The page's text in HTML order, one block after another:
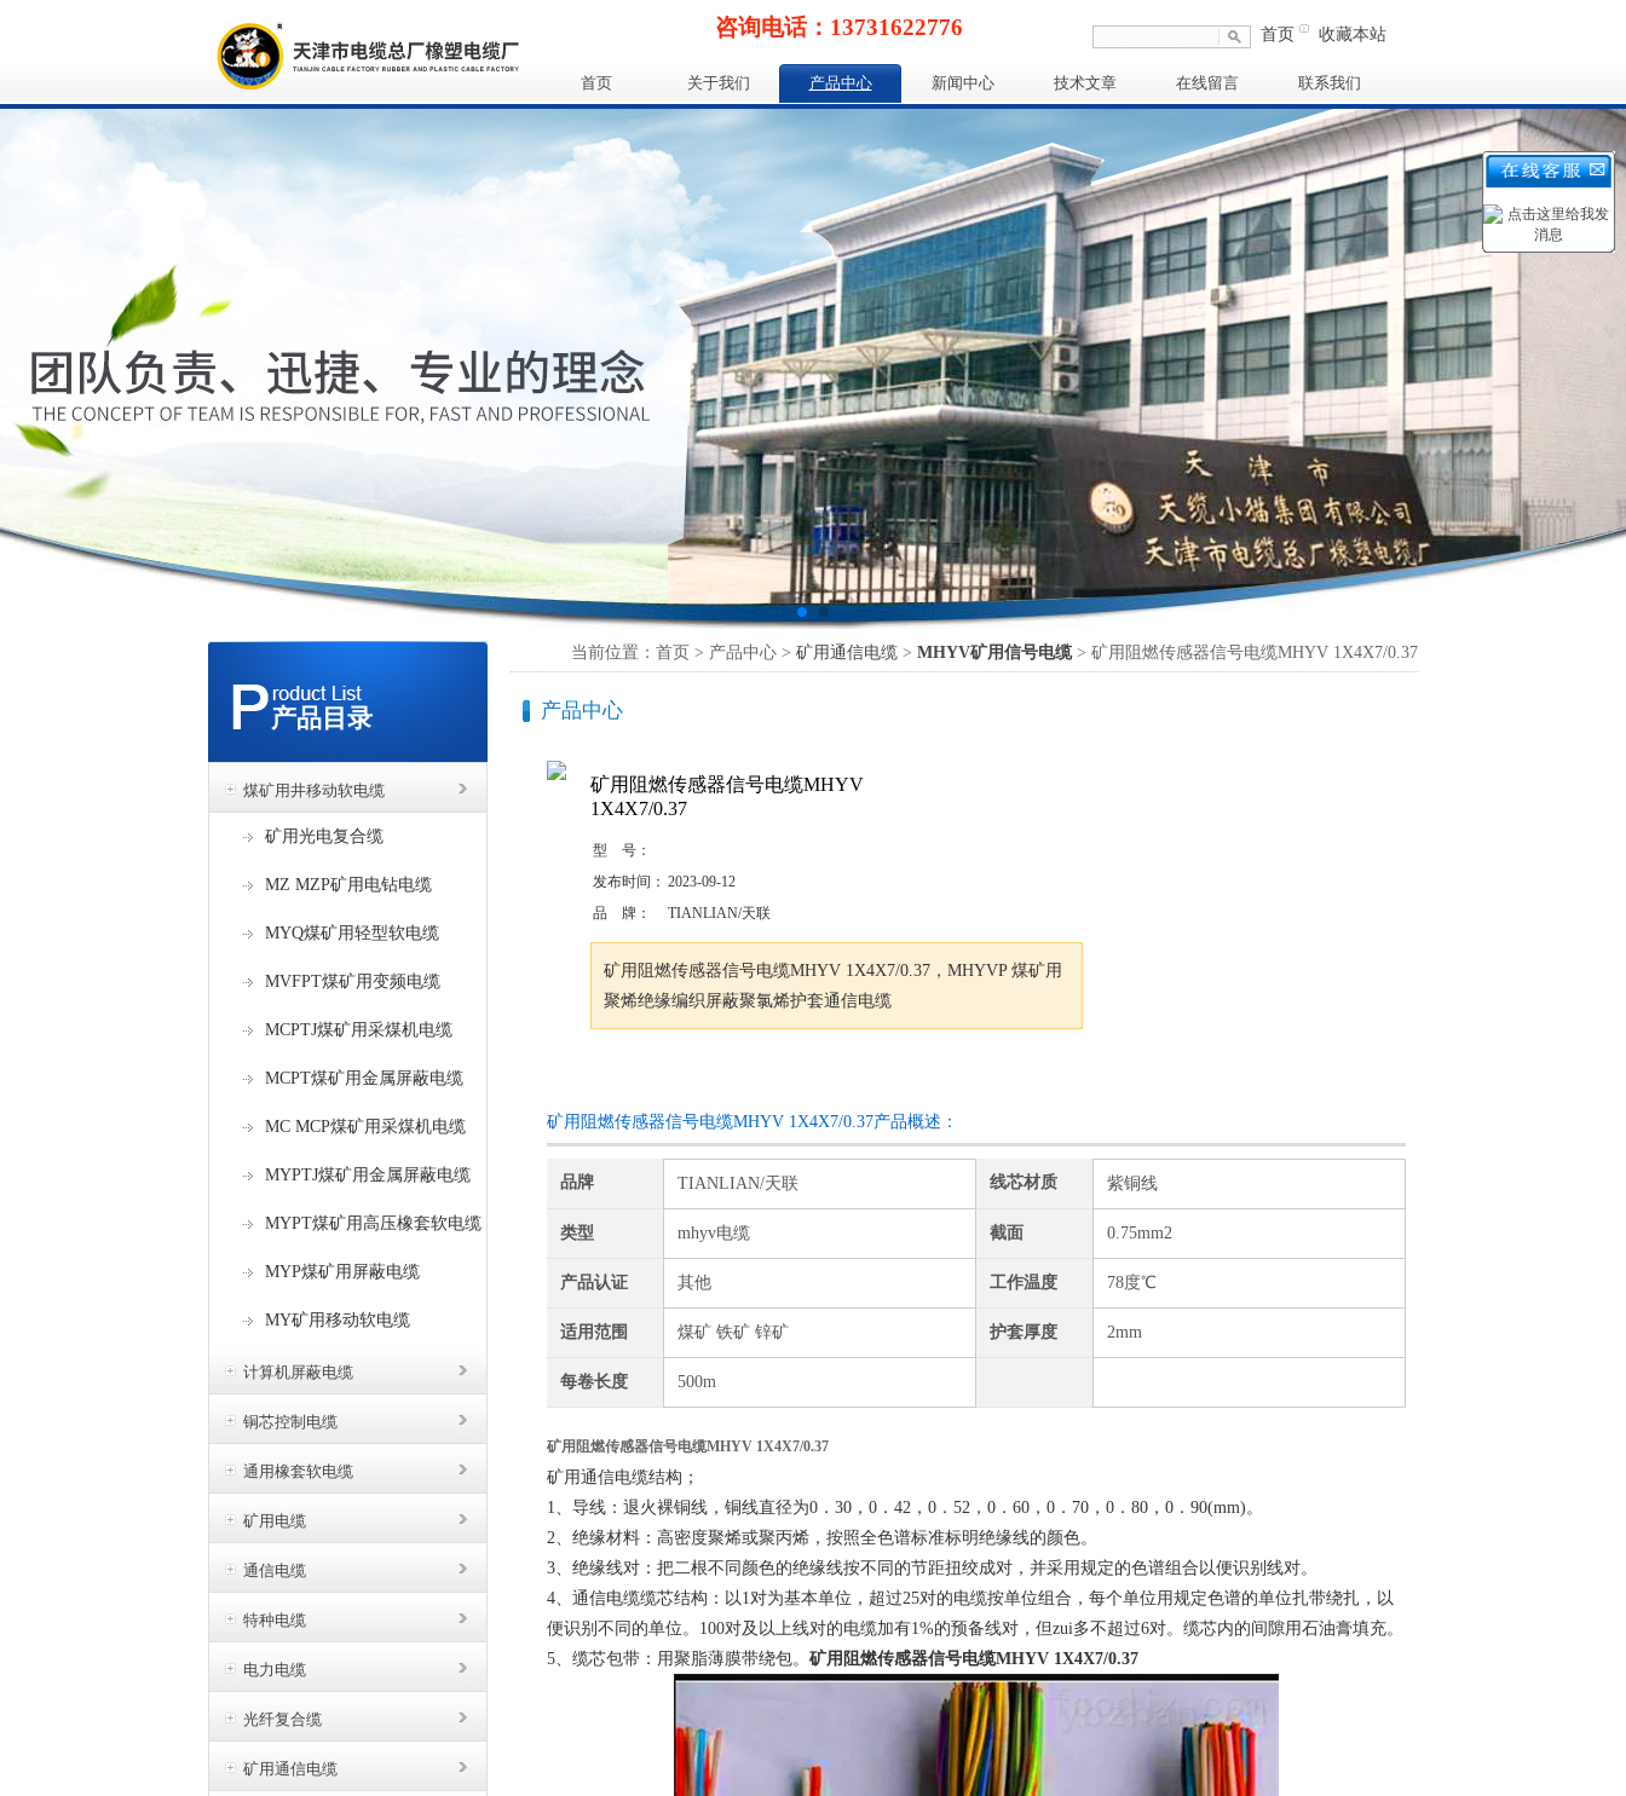
咨询电话：13731622776 首页 收藏本站
首页 关于我们 产品中心 新闻中心 技术文章 在线留言 联系我们
产品目录
煤矿用井移动软电缆
矿用光电复合缆
MZ MZP矿用电钻电缆
MYQ煤矿用轻型软电缆
MVFPT煤矿用变频电缆
MCPTJ煤矿用采煤机电缆
MCPT煤矿用金属屏蔽电缆
MC MCP煤矿用采煤机电缆
MYPTJ煤矿用金属屏蔽电缆
MYPT煤矿用高压橡套软电缆
MYP煤矿用屏蔽电缆
MY矿用移动软电缆
计算机屏蔽电缆
铜芯控制电缆
通用橡套软电缆
矿用电缆
通信电缆
特种电缆
电力电缆
光纤复合缆
矿用通信电缆
当前位置：首页 > 产品中心 > 矿用通信电缆 > MHYV矿用信号电缆> 矿用阻燃传感器信号电缆MHYV 1X4X7/0.37
产品中心
矿用阻燃传感器信号电缆MHYV
1X4X7/0.37
型 号：
发布时间： 2023-09-12
品 牌：
TIANLIAN/天联
矿用阻燃传感器信号电缆MHYV 1X4X7/0.37，MHYVP 煤矿用
聚烯绝缘编织屏蔽聚氯烯护套通信电缆
矿用阻燃传感器信号电缆MHYV 1X4X7/0.37产品概述：
品牌 TIANLIAN/天联 线芯材质 紫铜线
类型 mhyv电缆 截面 0.75mm2
产品认证 其他 工作温度 78度℃
适用范围 煤矿 铁矿 锌矿 护套厚度 2mm
每卷长度 500m
矿用阻燃传感器信号电缆MHYV 1X4X7/0.37
矿用通信电缆结构；
1、导线：退火裸铜线，铜线直径为0．30，0．42，0．52，0．60，0．70，0．80，0．90(mm)。
2、绝缘材料：高密度聚烯或聚丙烯，按照全色谱标准标明绝缘线的颜色。
3、绝缘线对：把二根不同颜色的绝缘线按不同的节距扭绞成对，并采用规定的色谱组合以便识别线对。
4、通信电缆缆芯结构：以1对为基本单位，超过25对的电缆按单位组合，每个单位用规定色谱的单位扎带绕扎，以
便识别不同的单位。100对及以上线对的电缆加有1%的预备线对，但zui多不超过6对。缆芯内的间隙用石油膏填充。
5、缆芯包带：用聚脂薄膜带绕包。 矿用阻燃传感器信号电缆MHYV 1X4X7/0.37